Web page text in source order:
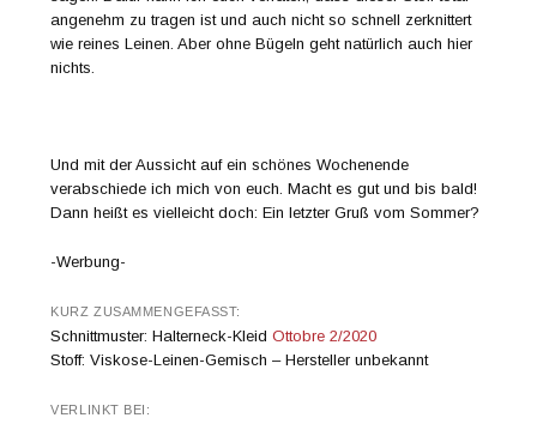
angenehm zu tragen ist und auch nicht so schnell zerknittert
wie reines Leinen. Aber ohne Bügeln geht natürlich auch hier
nichts.
Und mit der Aussicht auf ein schönes Wochenende
verabschiede ich mich von euch. Macht es gut und bis bald!
Dann heißt es vielleicht doch: Ein letzter Gruß vom Sommer?
-Werbung-
KURZ ZUSAMMENGEFASST:
Schnittmuster: Halterneck-KleidOttobre 2/2020
Stoff: Viskose-Leinen-Gemisch – Hersteller unbekannt
VERLINKT BEI: